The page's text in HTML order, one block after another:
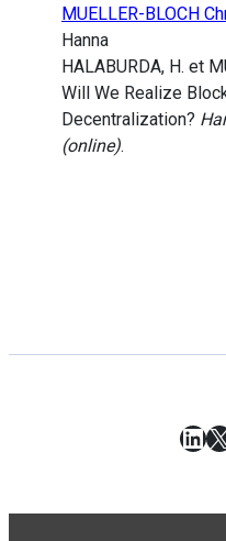
MUELLER-BLOCH
Hanna
HALABURDA, H. et
Will We Realize
Decentralization?
(online).
X